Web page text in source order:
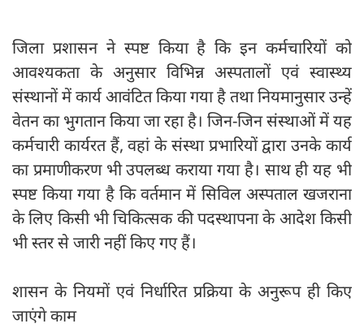
जिला प्रशासन ने स्पष्ट किया है कि इन कर्मचारियों को
आवश्यकता के अनुसार विभिन्न अस्पतालों एवं स्वास्थ्य
संस्थानों में कार्य आवंटित किया गया है तथा नियमानुसार उन्हें
वेतन का भुगतान किया जा रहा है। जिन-जिन संस्थाओं में यह
कर्मचारी कार्यरत हैं, वहां के संस्था प्रभारियों द्वारा उनके कार्य
का प्रमाणीकरण भी उपलब्ध कराया गया है। साथ ही यह भी
स्पष्ट किया गया है कि वर्तमान में सिविल अस्पताल खजराना
के लिए किसी भी चिकित्सक की पदस्थापना के आदेश किसी
भी स्तर से जारी नहीं किए गए हैं।
शासन के नियमों एवं निर्धारित प्रक्रिया के अनुरूप ही किए
जाएंगे काम